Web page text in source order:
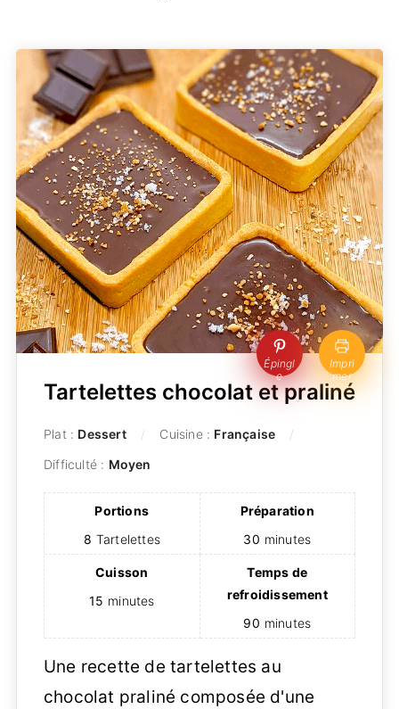
Épingl
e
Impri
mer
Tartelettes chocolat et praliné
Plat : Dessert Cuisine : Française
Difficulté : Moyen
Portions
8 Tartelettes
Préparation
30 minutes
Cuisson
15 minutes
Temps de
refroidissement
90 minutes
Une recette de tartelettes au
chocolat praliné composée d'une